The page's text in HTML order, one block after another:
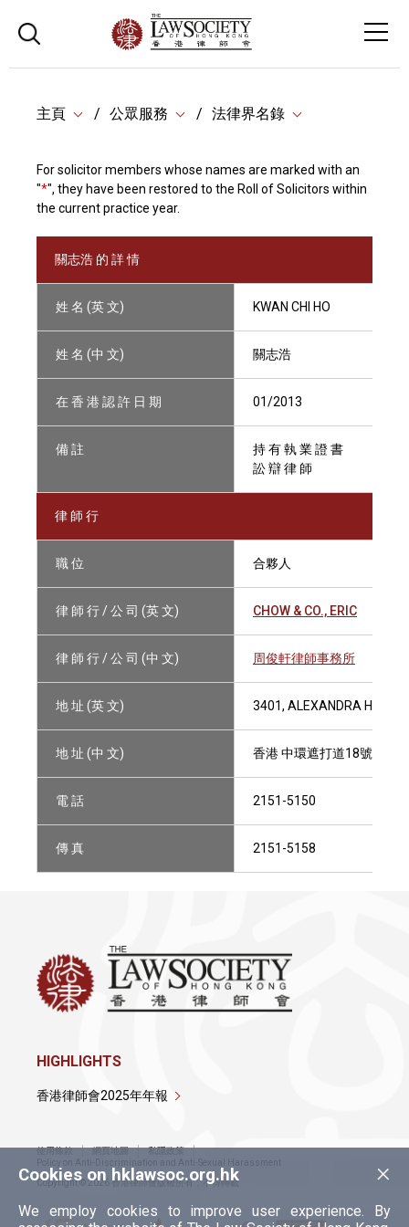
主頁 公眾服務 法律界名錄
For solicitor members whose names are marked with an
"*", they have been restored to the Roll of Solicitors within
the current practice year.
關志浩 的 詳 情
姓 名 (英 文) KWAN CHI HO
姓 名 (中 文) 關志浩
在 香 港 認 許 日 期 01/2013
備 註
持 有 執 業 證 書
訟 辯 律 師
律 師 行
職 位 合夥人
律 師 行 / 公 司 (英 文) CHOW & CO., ERIC
律 師 行 / 公 司 (中 文) 周俊軒律師事務所
地 址 (英 文) 3401, ALEXANDRA
地 址 (中 文) 香港 中環遮打道18號 歷山
電 話 2151-5150
傳 真 2151-5158
×
Cookies on hklawsoc.org.hk
We employ cookies to improve user experience. By
HIGHLIGHTS
香港律師會2025年年報
使用條款 網頁地圖
私隱政策
Policy on Anti-Discrimination and Anti-Sexual Harassment
Copyright © 2026 香港律師會版權所有，不得轉載